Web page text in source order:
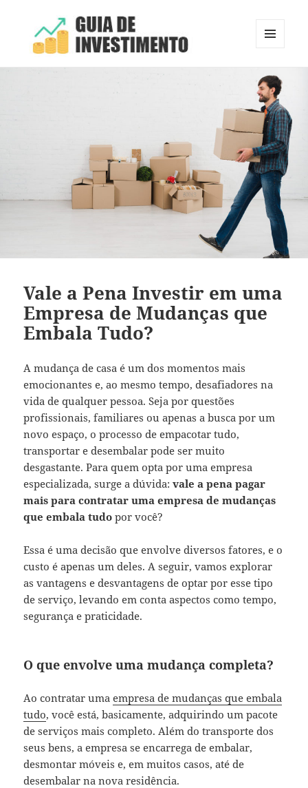
Guia de Investimento
WIDGETS
Vale a Pena Investir em uma
Empresa de Mudanças que
Embala Tudo?
A mudança de casa é um dos momentos mais
emocionantes e, ao mesmo tempo, desafiadores na
vida de qualquer pessoa. Seja por questões
profissionais, familiares ou apenas a busca por um
novo espaço, o processo de empacotar tudo,
transportar e desembalar pode ser muito
desgastante. Para quem opta por uma empresa
especializada, surge a dúvida:vale a pena pagar
mais para contratar uma empresa de mudanças
que embala tudo por você?
Essa é uma decisão que envolve diversos fatores, e o
custo é apenas um deles. A seguir, vamos explorar
as vantagens e desvantagens de optar por esse tipo
de serviço, levando em conta aspectos como tempo,
segurança e praticidade.
O que envolve uma mudança completa?
Ao contratar umaempresa de mudanças que embala
tudo, você está, basicamente, adquirindo um pacote
de serviços mais completo. Além do transporte dos
seus bens, a empresa se encarrega de embalar,
desmontar móveis e, em muitos casos, até de
desembalar na nova residência.